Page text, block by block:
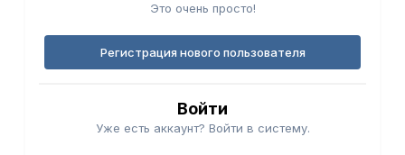
Это очень просто!
Регистрация нового пользователя
Войти
Уже есть аккаунт? Войти в систему.